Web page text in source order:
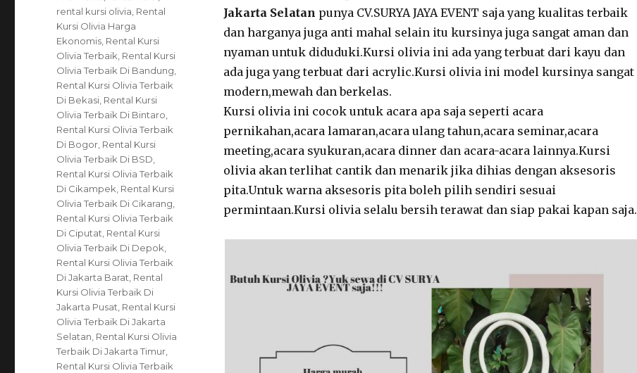
Jakarta Selatan punya CV.SURYA JAYA EVENT saja yang kualitas terbaik
dan harganya juga anti mahal selain itu kursinya juga sangat aman dan
nyaman untuk diduduki.Kursi olivia ini ada yang terbuat dari kayu dan
ada juga yang terbuat dari acrylic.Kursi olivia ini model kursinya sangat
modern,mewah dan berkelas.
Kursi olivia ini cocok untuk acara apa saja seperti acara
pernikahan,acara lamaran,acara ulang tahun,acara seminar,acara
meeting,acara syukuran,acara dinner dan acara-acara lainnya.Kursi
olivia akan terlihat cantik dan menarik jika dihias dengan aksesoris
pita.Untuk warna aksesoris pita boleh pilih sendiri sesuai
permintaan.Kursi olivia selalu bersih terawat dan siap pakai kapan saja.
rental kursi olivia Rental
Kursi Olivia Harga
Ekonomis Rental Kursi
Olivia Terbaik Rental Kursi
Olivia Terbaik Di Bandung
Rental Kursi Olivia Terbaik
Di Bekasi Rental Kursi
Olivia Terbaik Di Bintaro
Rental Kursi Olivia Terbaik
Di Bogor Rental Kursi
Olivia Terbaik Di BSD
Rental Kursi Olivia Terbaik
Di Cikampek Rental Kursi
Olivia Terbaik Di Cikarang
Rental Kursi Olivia Terbaik
Di Ciputat Rental Kursi
Olivia Terbaik Di Depok
Rental Kursi Olivia Terbaik
Di Jakarta Barat Rental
Kursi Olivia Terbaik Di
Jakarta Pusat Rental Kursi
Olivia Terbaik Di Jakarta
Selatan Rental Kursi Olivia
Terbaik Di Jakarta Timur
Rental Kursi Olivia Terbaik